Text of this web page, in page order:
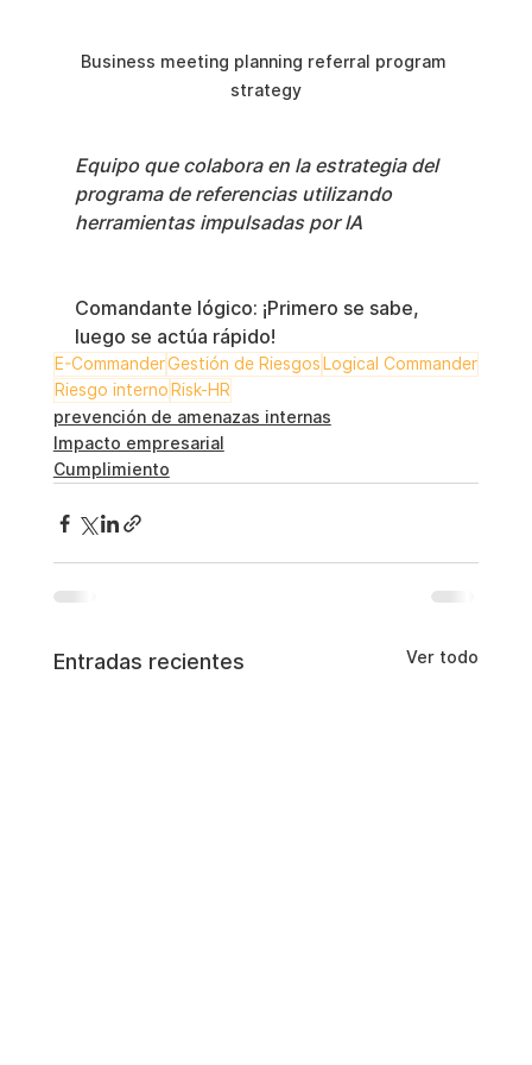
Business meeting planning referral program
strategy
Equipo que colabora en la estrategia del
programa de referencias utilizando
herramientas impulsadas por IA
Comandante lógico: ¡Primero se sabe,
luego se actúa rápido!
E-CommanderGestión de Riesgos Logical Commander
Riesgo interno Risk-HR
prevención de amenazas internas
Impacto empresarial
Cumplimiento
Entradas recientes Ver todo